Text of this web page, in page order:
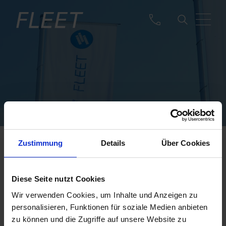
Zustimmung Details Über Cookies
Diese Seite nutzt Cookies
Wir verwenden Cookies, um Inhalte und Anzeigen zu
personalisieren, Funktionen für soziale Medien anbieten
zu können und die Zugriffe auf unsere Website zu
EINHALTUNG DER
SPANIEN
Carlos Franco